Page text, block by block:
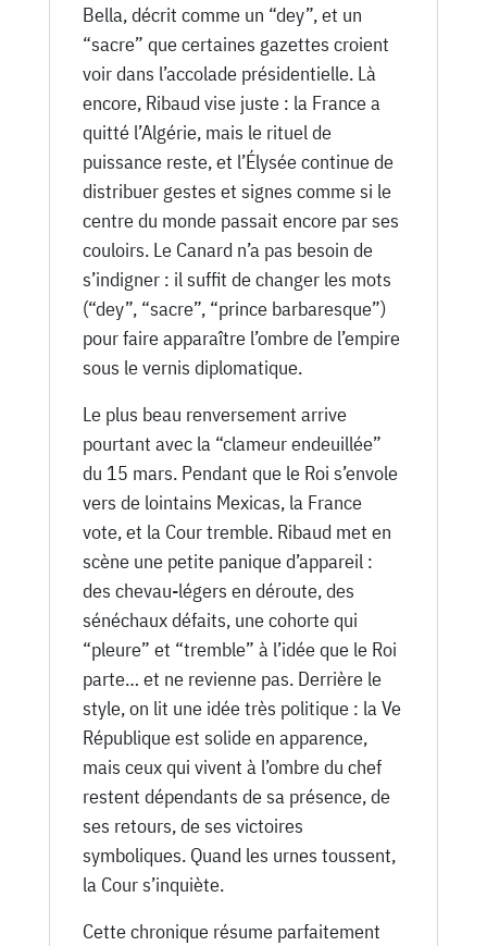
Bella, décrit comme un “dey”, et un
“sacre” que certaines gazettes croient
voir dans l’accolade présidentielle. Là
encore, Ribaud vise juste : la France a
quitté l’Algérie, mais le rituel de
puissance reste, et l’Élysée continue de
distribuer gestes et signes comme si le
centre du monde passait encore par ses
couloirs. Le Canard n’a pas besoin de
s’indigner : il suffit de changer les mots
(“dey”, “sacre”, “prince barbaresque”)
pour faire apparaître l’ombre de l’empire
sous le vernis diplomatique.
Le plus beau renversement arrive
pourtant avec la “clameur endeuillée”
du 15 mars. Pendant que le Roi s’envole
vers de lointains Mexicas, la France
vote, et la Cour tremble. Ribaud met en
scène une petite panique d’appareil :
des chevau-légers en déroute, des
sénéchaux défaits, une cohorte qui
“pleure” et “tremble” à l’idée que le Roi
parte… et ne revienne pas. Derrière le
style, on lit une idée très politique : la Ve
République est solide en apparence,
mais ceux qui vivent à l’ombre du chef
restent dépendants de sa présence, de
ses retours, de ses victoires
symboliques. Quand les urnes toussent,
la Cour s’inquiète.
Cette chronique résume parfaitement